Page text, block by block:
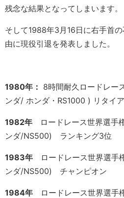
残念な結果となってしまいます。
そして1988年3月16日に右手首
由に現役引退を発表しました。
1980年： 8時間耐久ロードレ
ンダ/ ホンダ・RS1000 ) リタイア
1982年
ロードレース世界選手
ンダ/NS500) ランキング3位
1983年
ロードレース世界選
ンダ/NS500) チャンピオン
1984年
ロードレース世界選